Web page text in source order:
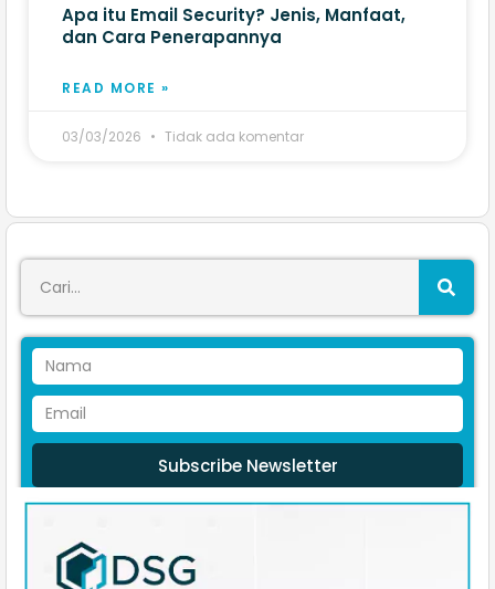
Apa itu Email Security? Jenis, Manfaat,
dan Cara Penerapannya
READ MORE »
03/03/2026 Tidak ada komentar
Subscribe Newsletter